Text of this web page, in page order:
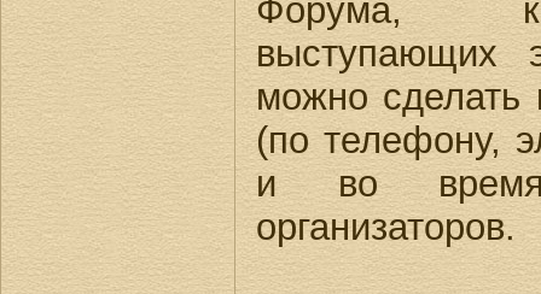
Форума,
выступающих
можно сделать
(по телефону,
и во
организаторов.